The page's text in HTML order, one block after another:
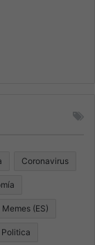
Coronavirus
Memes (ES)
Politica